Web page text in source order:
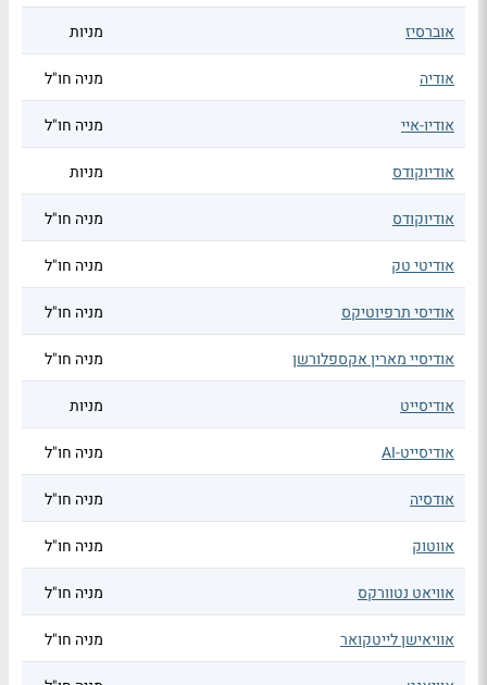
אוברסיז
מניות
אודיה מניה חו"ל
אודיו-איי מניה חו"ל
אודיוקודס מניות
אודיוקודס מניה חו"ל
אודיטי טק מניה חו"ל
אודיסי תרפיוטיקס מניה חו"ל
אודיסיי מארין אקספלורשן מניה חו"ל
אודיסייט מניות
אודיסייט-AI מניה חו"ל
אודסיה מניה חו"ל
אווטוק מניה חו"ל
אוויאט נטוורקס מניה חו"ל
אוויאישן לייטקואר מניה חו"ל